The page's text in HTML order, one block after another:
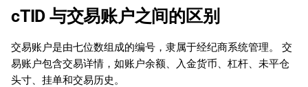
cTID 与交易账户之间的区别
交易账户是由七位数组成的编号，隶属于经纪商系统管理。 交
易账户包含交易详情，如账户余额、入金货币、杠杆、未平仓
头寸、挂单和交易历史。